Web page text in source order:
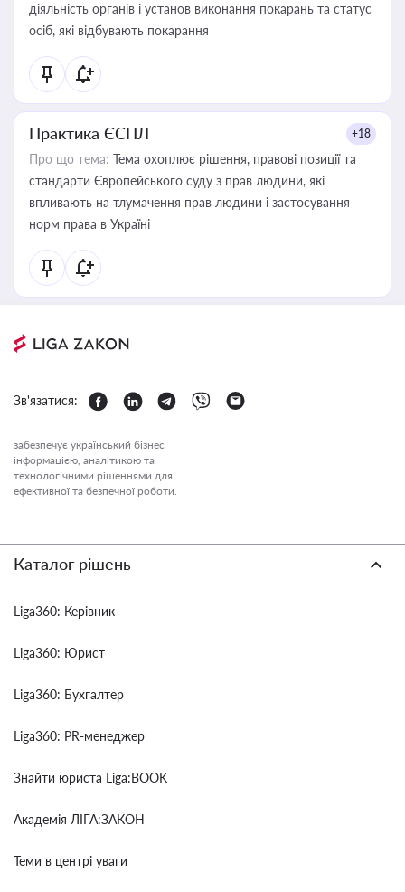
діяльність органів і установ виконання покарань та статус
осіб, які відбувають покарання
Практика ЄСПЛ +18
Про що тема: Тема охоплює рішення, правові позиції та
стандарти Європейського суду з прав людини, які
впливають на тлумачення прав людини і застосування
норм права в Україні
Зв'язатися:
забезпечує український бізнес
інформацією, аналітикою та
технологічними рішеннями для
ефективної та безпечної роботи.
Каталог рішень
Liga360: Керівник
Liga360: Юрист
Liga360: Бухгалтер
Liga360: PR-менеджер
Знайти юриста Liga:BOOK
Академія ЛІГА:ЗАКОН
Теми в центрі уваги